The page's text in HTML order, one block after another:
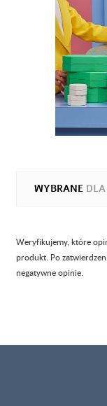
WYBRANEDLA
Weryfikujemy, które
produkt. Po
negatywne opinie.